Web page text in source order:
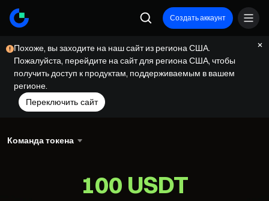
Создать аккаунт
Похоже, вы заходите на наш сайт из региона США.
Пожалуйста, перейдите на сайт для региона США, чтобы
получить доступ к продуктам, поддерживаемым в вашем
регионе.
Переключить сайт
Команда токена
100 USDT